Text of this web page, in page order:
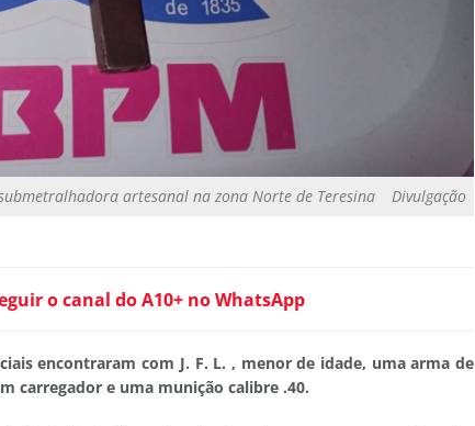
artesanal na zona Norte de Teresina Divulgação
o canal do A10+ no WhatsApp
encontraram com J. F. L. , menor de idade, uma arma de
carregador e uma munição calibre .40.